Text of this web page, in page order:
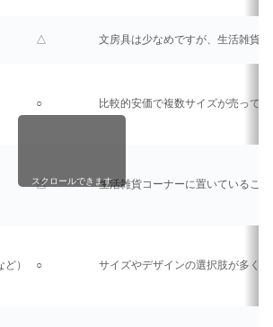
△ 文房具は少なめですが、生活雑貨
○ 比較的安価で複数サイズが売って
△ 生活雑貨コーナーに置いているこ
） ○ サイズやデザインの選択肢が多く
スクロールできます